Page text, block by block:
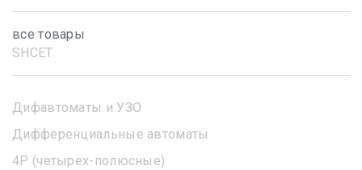
все товары
SHСET
Дифавтоматы и УЗО
Дифференциальные автоматы
4Р (четырех-полюсные)